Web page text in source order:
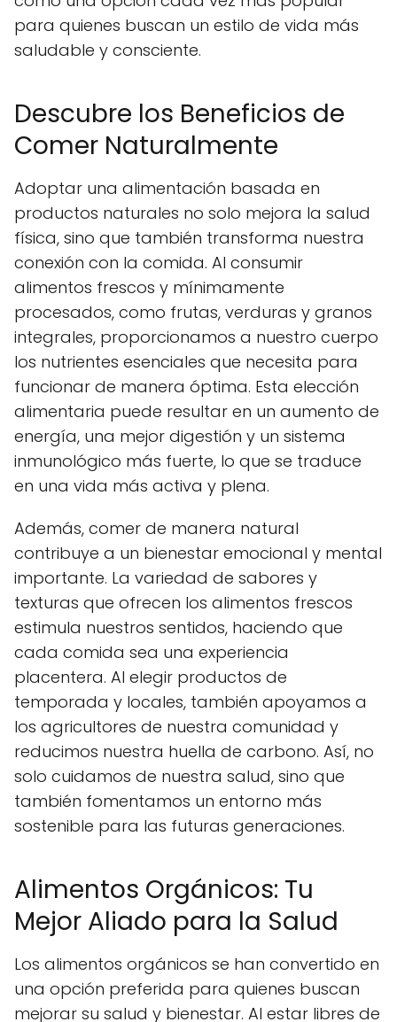
para quienes buscan un estilo de vida más
saludable y consciente.
Descubre los Beneficios de
Comer Naturalmente
Adoptar una alimentación basada en
productos naturales no solo mejora la salud
física, sino que también transforma nuestra
conexión con la comida. Al consumir
alimentos frescos y mínimamente
procesados, como frutas, verduras y granos
integrales, proporcionamos a nuestro cuerpo
los nutrientes esenciales que necesita para
funcionar de manera óptima. Esta elección
alimentaria puede resultar en un aumento de
energía, una mejor digestión y un sistema
inmunológico más fuerte, lo que se traduce
en una vida más activa y plena.
Además, comer de manera natural
contribuye a un bienestar emocional y mental
importante. La variedad de sabores y
texturas que ofrecen los alimentos frescos
estimula nuestros sentidos, haciendo que
cada comida sea una experiencia
placentera. Al elegir productos de
temporada y locales, también apoyamos a
los agricultores de nuestra comunidad y
reducimos nuestra huella de carbono. Así, no
solo cuidamos de nuestra salud, sino que
también fomentamos un entorno más
sostenible para las futuras generaciones.
Alimentos Orgánicos: Tu
Mejor Aliado para la Salud
Los alimentos orgánicos se han convertido en
una opción preferida para quienes buscan
mejorar su salud y bienestar. Al estar libres de